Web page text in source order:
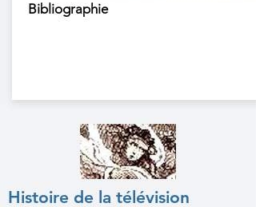
Bibliographie
Histoire de la télévision